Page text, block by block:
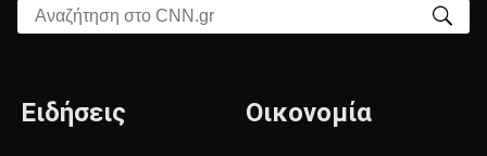
Αναζήτηση στο CNN.gr
Ειδήσεις Οικονομία